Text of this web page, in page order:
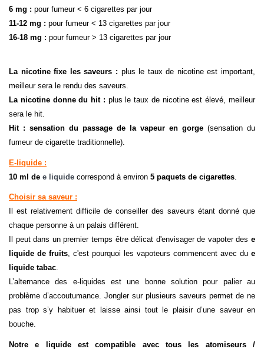
6 mg : pour fumeur < 6 cigarettes par jour
11-12 mg : pour fumeur < 13 cigarettes par jour
16-18 mg : pour fumeur > 13 cigarettes par jour
La nicotine fixe les saveurs : plus le taux de nicotine est important,
meilleur sera le rendu des saveurs.
La nicotine donne du hit : plus le taux de nicotine est élevé, meilleur
sera le hit.
Hit : sensation du passage de la vapeur en gorge (sensation du
fumeur de cigarette traditionnelle).
E-liquide :
10 ml de e liquide correspond à environ 5 paquets de cigarettes
Choisir sa saveur :
Il est relativement difficile de conseiller des saveurs étant donné que
chaque personne à un palais différent.
Il peut dans un premier temps être délicat d'envisager de vapoter des e
liquide de fruits, c'est pourquoi les vapoteurs commencent avec du e
liquide tabac.
L’alternance des e-liquides est une bonne solution pour palier au
problème d’accoutumance. Jongler sur plusieurs saveurs permet de ne
pas trop s’y habituer et laisse ainsi tout le plaisir d’une saveur en
bouche.
Notre e liquide est compatible avec tous les atomiseurs /